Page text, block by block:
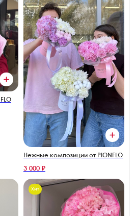
Нежные композиции от PIONFLO
3 000 ₽
Хит